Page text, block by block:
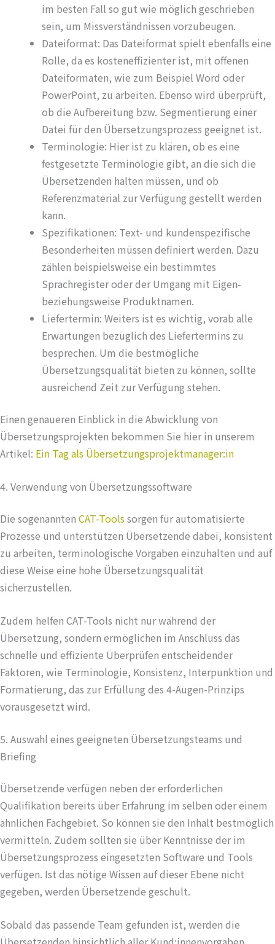
im besten Fall so gut wie möglich geschrieben
sein, um Missverständnissen vorzubeugen.
Dateiformat: Das Dateiformat spielt ebenfalls eine
Rolle, da es kosteneffizienter ist, mit offenen
Dateiformaten, wie zum Beispiel Word oder
PowerPoint, zu arbeiten. Ebenso wird überprüft,
ob die Aufbereitung bzw. Segmentierung einer
Datei für den Übersetzungsprozess geeignet ist.
Terminologie: Hier ist zu klären, ob es eine
festgesetzte Terminologie gibt, an die sich die
Übersetzenden halten müssen, und ob
Referenzmaterial zur Verfügung gestellt werden
kann.
Spezifikationen: Text- und kundenspezifische
Besonderheiten müssen definiert werden. Dazu
zählen beispielsweise ein bestimmtes
Sprachregister oder der Umgang mit Eigen-
beziehungsweise Produktnamen.
Liefertermin: Weiters ist es wichtig, vorab alle
Erwartungen bezüglich des Liefertermins zu
besprechen. Um die bestmögliche
Übersetzungsqualität bieten zu können, sollte
ausreichend Zeit zur Verfügung stehen.
Einen genaueren Einblick in die Abwicklung von
Übersetzungsprojekten bekommen Sie hier in unserem
Artikel: Ein Tag als Übersetzungsprojektmanager:in
4. Verwendung von Übersetzungssoftware
Die sogenannten CAT-Toolssorgen für automatisierte
Prozesse und unterstützen Übersetzende dabei, konsistent
zu arbeiten, terminologische Vorgaben einzuhalten und auf
diese Weise eine hohe Übersetzungsqualität
sicherzustellen.
Zudem helfen CAT-Tools nicht nur während der
Übersetzung, sondern ermöglichen im Anschluss das
schnelle und effiziente Überprüfen entscheidender
Faktoren, wie Terminologie, Konsistenz, Interpunktion und
Formatierung, das zur Erfüllung des 4-Augen-Prinzips
vorausgesetzt wird.
5. Auswahl eines geeigneten Übersetzungsteams und
Briefing
Übersetzende verfügen neben der erforderlichen
Qualifikation bereits über Erfahrung im selben oder einem
ähnlichen Fachgebiet. So können sie den Inhalt bestmöglich
vermitteln. Zudem sollten sie über Kenntnisse der im
Übersetzungsprozess eingesetzten Software und Tools
verfügen. Ist das nötige Wissen auf dieser Ebene nicht
gegeben, werden Übersetzende geschult.
Sobald das passende Team gefunden ist, werden die